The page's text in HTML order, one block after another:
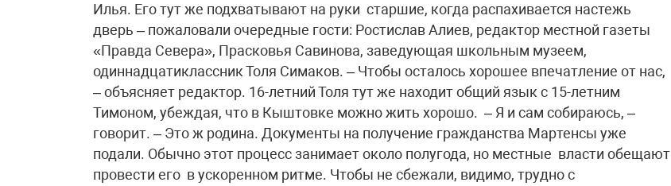
Илья. Его тут же подхватывают на руки старшие, когда распахивается настежь
дверь – пожаловали очередные гости: Ростислав Алиев, редактор местной газеты
«Правда Севера», Прасковья Савинова, заведующая школьным музеем,
одиннадцатиклассник Толя Симаков. – Чтобы осталось хорошее впечатление от нас,
– объясняет редактор. 16-летний Толя тут же находит общий язык с 15-летним
Тимоном, убеждая, что в Кыштовке можно жить хорошо. – Я и сам собираюсь, –
говорит. – Это ж родина. Документы на получение гражданства Мартенсы уже
подали. Обычно этот процесс занимает около полугода, но местные власти обещают
провести его в ускоренном ритме. Чтобы не сбежали, видимо, трудно с